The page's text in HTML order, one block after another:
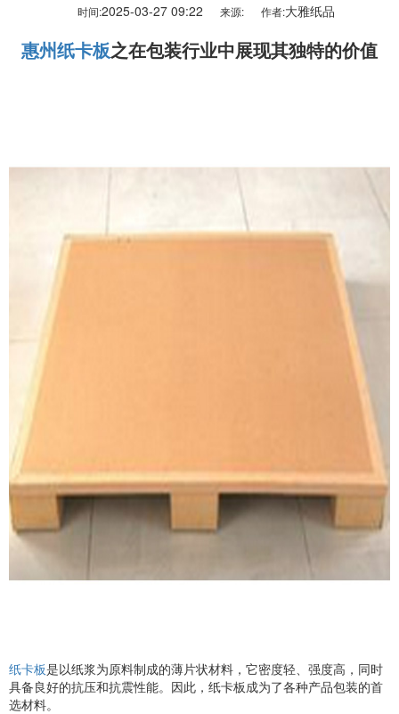
时间:2025-03-27 09:22 来源: 作者:大雅纸品
惠州纸卡板之在包装行业中展现其独特的价值
纸卡板是以纸浆为原料制成的薄片状材料，它密度轻、强度高，同时
具备良好的抗压和抗震性能。因此，纸卡板成为了各种产品包装的首
选材料。